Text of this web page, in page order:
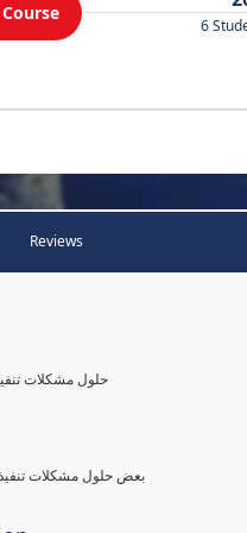
6
Reviews
حلول مشكلات
بعض حلول مشكلات